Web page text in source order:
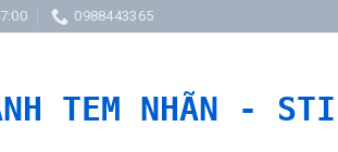
0988443365
TEM NHÃN -